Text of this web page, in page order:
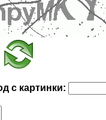
с картинки: